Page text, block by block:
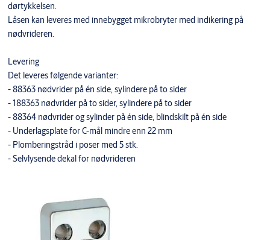
dørtykkelsen.
Låsen kan leveres med innebygget mikrobryter med indikering på
nødvrideren.
Levering
Det leveres følgende varianter:
- 88363 nødvrider på én side, sylindere på to sider
- 188363 nødvrider på to sider, sylindere på to sider
- 88364 nødvrider og sylinder på én side, blindskilt på én side
- Underlagsplate for C-mål mindre enn 22 mm
- Plomberingstråd i poser med 5 stk.
- Selvlysende dekal for nødvrideren